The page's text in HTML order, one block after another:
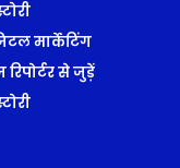
मार्केटिंग
रिपोर्टर से जुड़ें